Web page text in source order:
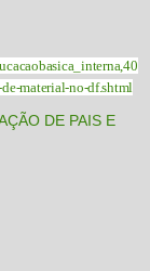
material-no-df.shtml
DE PAIS E